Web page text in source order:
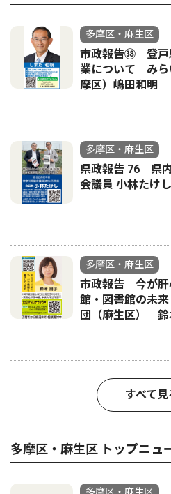
多摩区・麻生区
市政報告㊳ 登戸
業について みら
摩区）嶋田和明
多摩区・麻生区
県政報告 76 県
会議員 小林たけし
多摩区・麻生区
市政報告 今が肝
館・図書館の未
団（麻生区） 鈴
すべて見
多摩区・麻生区 トップニュ